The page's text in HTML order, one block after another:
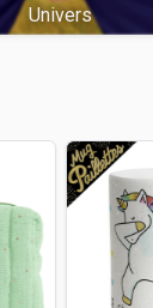
Univers
Next